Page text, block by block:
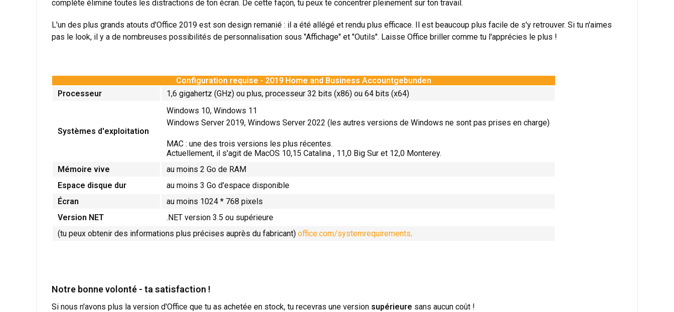
complète élimine toutes les distractions de ton écran. De cette façon, tu peux te concentrer pleinement sur ton travail.
L'un des plus grands atouts d'Office 2019 est son design remanié : il a été allégé et rendu plus efficace. Il est beaucoup plus facile de s'y retrouver. Si tu n'aimes
pas le look, il y a de nombreuses possibilités de personnalisation sous "Affichage" et "Outils". Laisse Office briller comme tu l'apprécies le plus !
Configuration requise - 2019 Home and Business Accountgebunden
Processeur
1,6 gigahertz (GHz) ou plus, processeur 32 bits (x86) ou 64 bits (x64)
Systèmes d'exploitation
Windows 10, Windows 11
Windows Server 2019, Windows Server 2022 (les autres versions de Windows ne sont pas prises en charge)
MAC : une des trois versions les plus récentes.
Actuellement, il s'agit de MacOS 10,15 Catalina , 11,0 Big Sur et 12,0 Monterey.
Mémoire vive
au moins 2 Go de RAM
Espace disque dur
au moins 3 Go d'espace disponible
Écran
au moins 1024 * 768 pixels
Version NET
.NET version 3.5 ou supérieure
(tu peux obtenir des informations plus précises auprès du fabricant) office.com/systemrequirements.
Notre bonne volonté - ta satisfaction !
Si nous n'avons plus la version d'Office que tu as achetée en stock, tu recevras une version supérieure sans aucun coût !